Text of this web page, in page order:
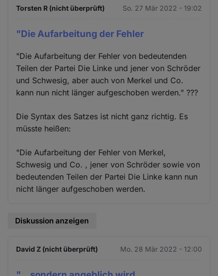
Torsten R (nicht überprüft) So. 27 Mär 2022 - 19:02
"Die Aufarbeitung der Fehler
"Die Aufarbeitung der Fehler von bedeutenden
Teilen der Partei Die Linke und jener von Schröder
und Schwesig, aber auch von Merkel und Co.
kann nun nicht länger aufgeschoben werden." ???
Die Syntax des Satzes ist nicht ganz richtig. Es
müsste heißen:
"Die Aufarbeitung der Fehler von Merkel,
Schwesig und Co. , jener von Schröder sowie von
bedeutenden Teilen der Partei Die Linke kann nun
nicht länger aufgeschoben werden.
Diskussion anzeigen
David Z (nicht überprüft) Mo. 28 Mär 2022 - 12:00
Cookies